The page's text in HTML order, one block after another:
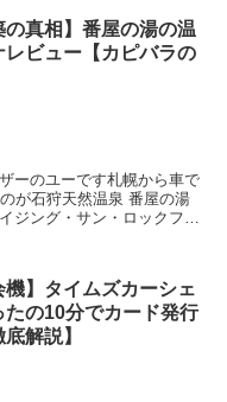
の真相】番屋の湯の温
レビュー【カピバラの
ーのユーです札幌から車で
が石狩天然温泉 番屋の湯
ジング・サン・ロックフェ
機】タイムズカーシェ
たの10分でカード発行
底解説】